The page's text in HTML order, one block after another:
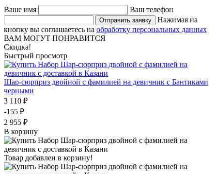
Ваше имя Ваш телефон
Отправить заявку
Нажимая на
кнопку вы соглашаетесь на обработку персональных данных
ВАМ МОГУТ ПОНРАВИТСЯ
Скидка!
Быстрый просмотр
Шар-сюрприз двойной с фамилией на девичник с Бантиками
черными
3 110 ₽
-155 ₽
2 955 ₽
В корзину
Товар добавлен в корзину!